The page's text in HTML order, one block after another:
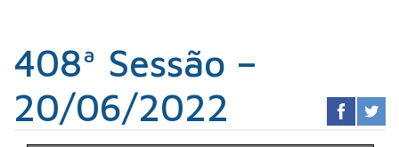
408ª Sessão –
20/06/2022